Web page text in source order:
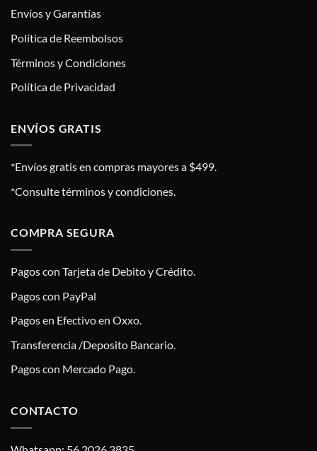
Envíos y Garantías
Política de Reembolsos
Términos y Condiciones
Política de Privacidad
ENVÍOS GRATIS
*Envíos gratis en compras mayores a $499.
*Consulte términos y condiciones.
COMPRA SEGURA
Pagos con Tarjeta de Debito y Crédito.
Pagos con PayPal
Pagos en Efectivo en Oxxo.
Transferencia /Deposito Bancario.
Pagos con Mercado Pago.
CONTACTO